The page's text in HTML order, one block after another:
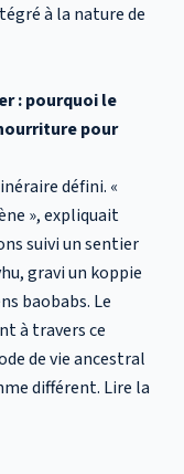
à la nature de
: pourquoi le
pour
défini. «
», expliquait
suivi un sentier
gravi un koppie
baobabs. Le
à travers ce
de vie ancestral
différent. Lire la